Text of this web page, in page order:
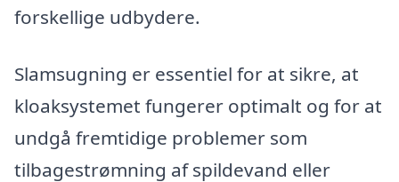
forskellige udbydere.
Slamsugning er essentiel for at sikre, at
kloaksystemet fungerer optimalt og for at
undgå fremtidige problemer som
tilbagestrømning af spildevand eller